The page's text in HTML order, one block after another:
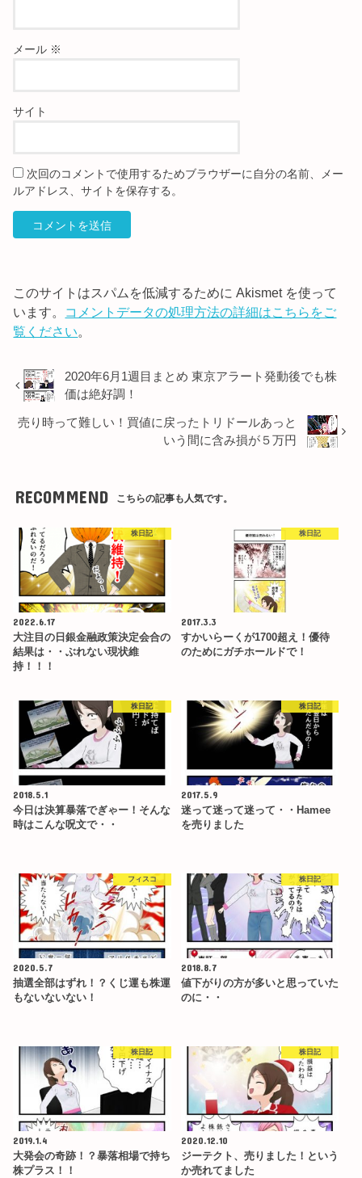
メール ※
サイト
次回のコメントで使用するためブラウザーに自分の名前、メー
ルアドレス、サイトを保存する。
このサイトはスパムを低減するために Akismet を使って
います。 コメントデータの処理方法の詳細はこちらをご
覧ください。
2020年6月1週目まとめ 東京アラート発動後でも株
価は絶好調！
売り時って難しい！買値に戻ったトリドールあっと
いう間に含み損が５万円
RECOMMEND こちらの記事も人気です。
株日記
2022.6.17
大注目の日銀金融政策決定会合の
結果は・・ぶれない現状維
持！！！
株日記
2017.3.3
すかいらーくが1700超え！優待
のためにガチホールドで！
株日記
2018.5.1
今日は決算暴落でぎゃー！そんな
時はこんな呪文で・・
株日記
2017.5.9
迷って迷って迷って・・Hamee
を売りました
フィスコ
2020.5.7
抽選全部はずれ！？くじ運も株運
もないないない！
株日記
2018.8.7
値下がりの方が多いと思っていた
のに・・
株日記
2019.1.4
大発会の奇跡！？暴落相場で持ち
株プラス！！
株日記
2020.12.10
ジーテクト、売りました！という
か売れてました